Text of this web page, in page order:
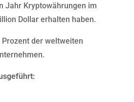
Jahr Kryptowährungen im
Dollar erhalten haben.
der weltweiten